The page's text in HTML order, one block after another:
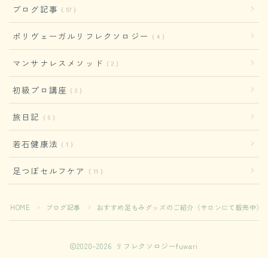
ブログ記事 57
ポリヴェーガルリフレクソロジー 4
マンサナレスメソッド 2
初級プロ講座 2
旅日記 6
若石健康法 1
足つぼセルフケア 11
HOME ＞ ブログ記事 ＞ おすすめ足もみグッズのご紹介（サロンにて販売中）
2020–2026 リフレクソロジーfuwari